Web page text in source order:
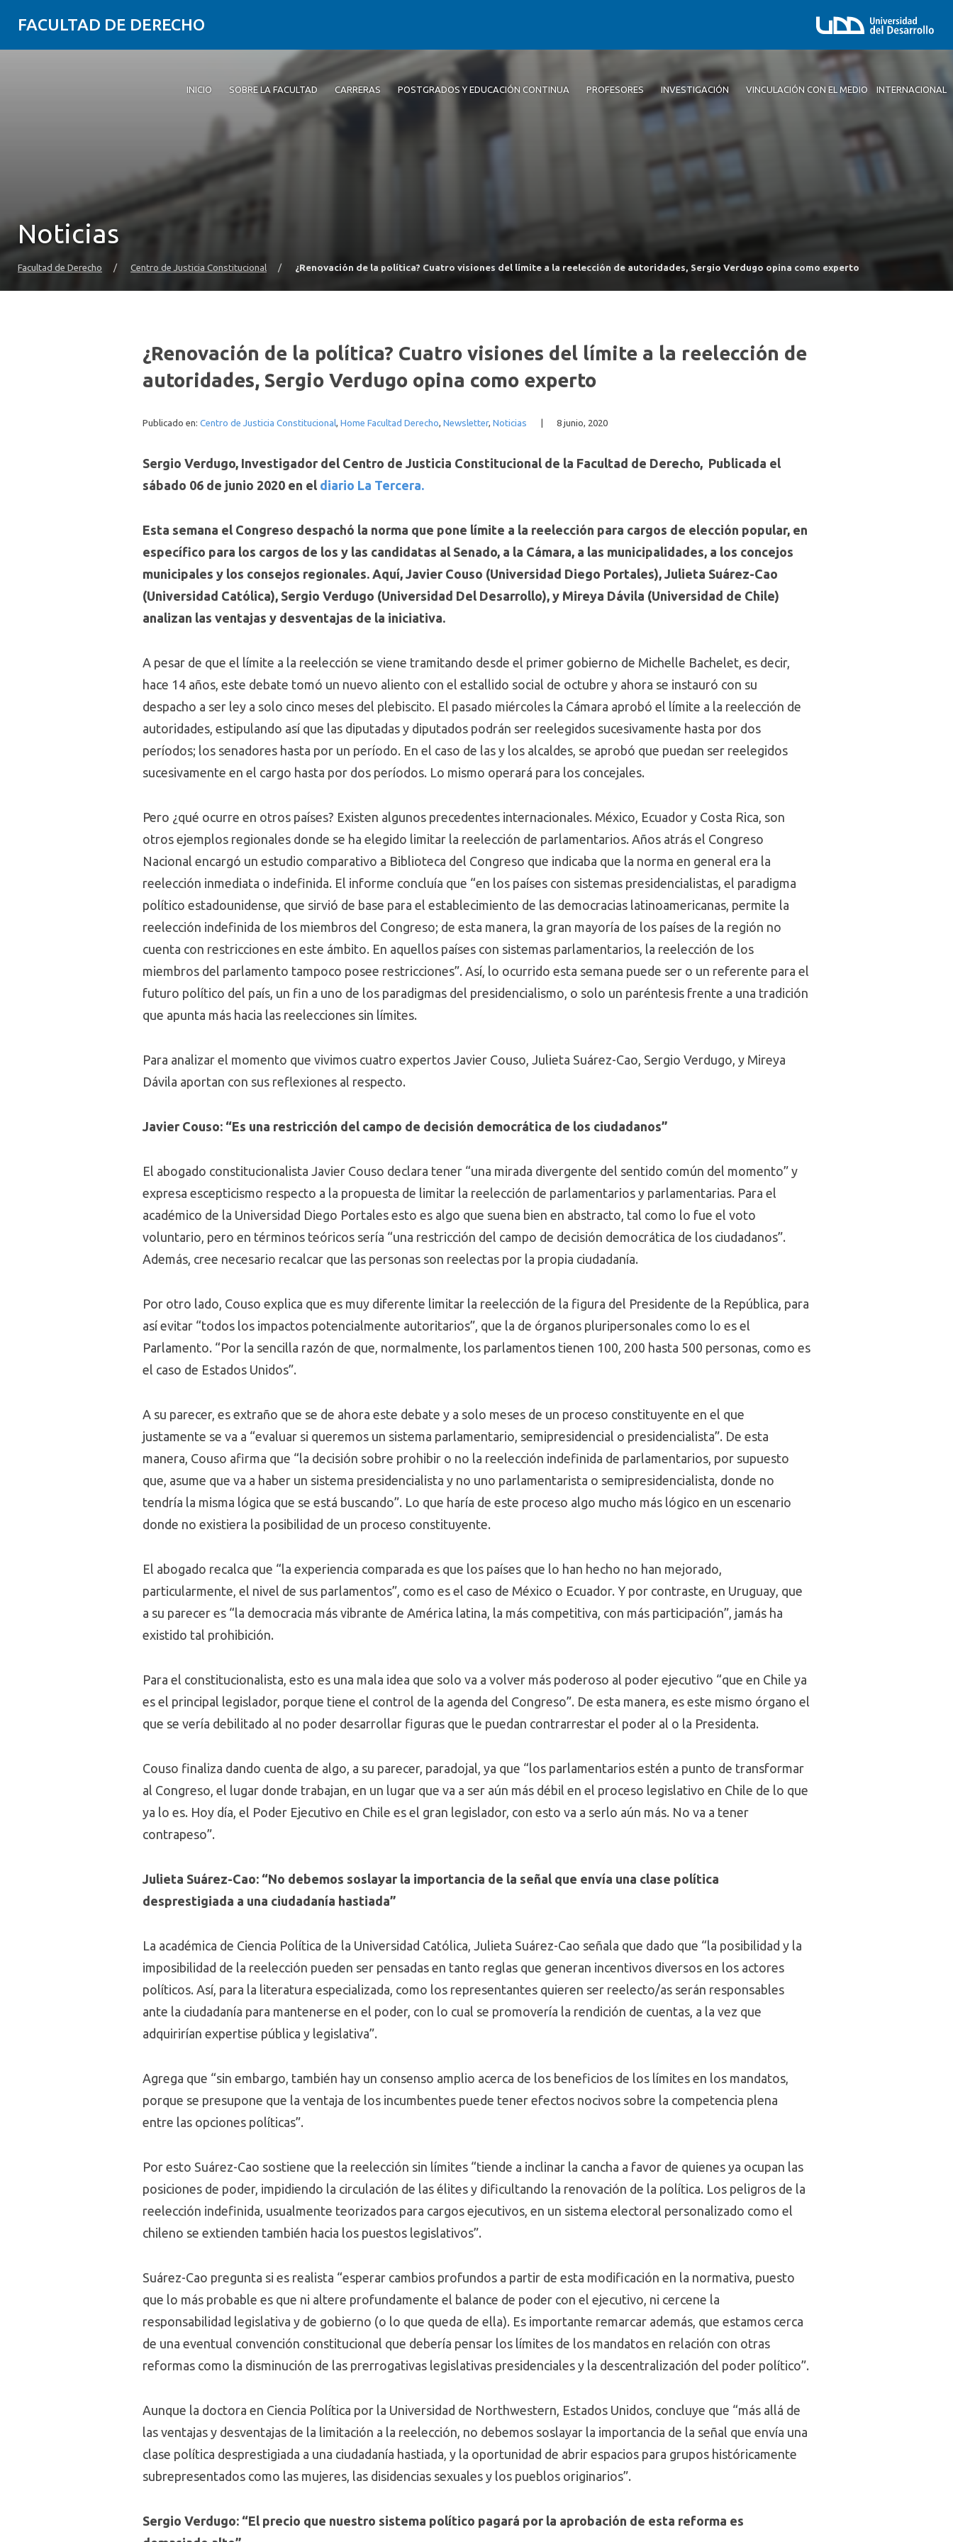
FACULTAD DE DERECHO
INICIO SOBRE LA FACULTAD CARRERAS POSTGRADOS Y EDUCACIÓN CONTINUA PROFESORES INVESTIGACIÓN VINCULACIÓN CON EL MEDIO INTERNACIONAL
Noticias
Facultad de Derecho / Centro de Justicia Constitucional / ¿Renovación de la política? Cuatro visiones del límite a la reelección de autoridades, Sergio Verdugo opina como experto
¿Renovación de la política? Cuatro visiones del límite a la reelección de
autoridades, Sergio Verdugo opina como experto
Publicado en: Centro de Justicia Constitucional, Home Facultad Derecho, Newsletter, Noticias 8 junio, 2020
Sergio Verdugo, Investigador del Centro de Justicia Constitucional de la Facultad de Derecho, Publicada el
sábado 06 de junio 2020 en el diario La Tercera.
Esta semana el Congreso despachó la norma que pone límite a la reelección para cargos de elección popular, en
específico para los cargos de los y las candidatas al Senado, a la Cámara, a las municipalidades, a los concejos
municipales y los consejos regionales. Aquí, Javier Couso (Universidad Diego Portales), Julieta Suárez-Cao
(Universidad Católica), Sergio Verdugo (Universidad Del Desarrollo), y Mireya Dávila (Universidad de Chile)
analizan las ventajas y desventajas de la iniciativa.
A pesar de que el límite a la reelección se viene tramitando desde el primer gobierno de Michelle Bachelet, es decir,
hace 14 años, este debate tomó un nuevo aliento con el estallido social de octubre y ahora se instauró con su
despacho a ser ley a solo cinco meses del plebiscito. El pasado miércoles la Cámara aprobó el límite a la reelección de
autoridades, estipulando así que las diputadas y diputados podrán ser reelegidos sucesivamente hasta por dos
períodos; los senadores hasta por un período. En el caso de las y los alcaldes, se aprobó que puedan ser reelegidos
sucesivamente en el cargo hasta por dos períodos. Lo mismo operará para los concejales.
Pero ¿qué ocurre en otros países? Existen algunos precedentes internacionales. México, Ecuador y Costa Rica, son
otros ejemplos regionales donde se ha elegido limitar la reelección de parlamentarios. Años atrás el Congreso
Nacional encargó un estudio comparativo a Biblioteca del Congreso que indicaba que la norma en general era la
reelección inmediata o indefinida. El informe concluía que “en los países con sistemas presidencialistas, el paradigma
político estadounidense, que sirvió de base para el establecimiento de las democracias latinoamericanas, permite la
reelección indefinida de los miembros del Congreso; de esta manera, la gran mayoría de los países de la región no
cuenta con restricciones en este ámbito. En aquellos países con sistemas parlamentarios, la reelección de los
miembros del parlamento tampoco posee restricciones”. Así, lo ocurrido esta semana puede ser o un referente para el
futuro político del país, un fin a uno de los paradigmas del presidencialismo, o solo un paréntesis frente a una tradición
que apunta más hacia las reelecciones sin límites.
Para analizar el momento que vivimos cuatro expertos Javier Couso, Julieta Suárez-Cao, Sergio Verdugo, y Mireya
Dávila aportan con sus reflexiones al respecto.
Javier Couso: “Es una restricción del campo de decisión democrática de los ciudadanos”
El abogado constitucionalista Javier Couso declara tener “una mirada divergente del sentido común del momento” y
expresa escepticismo respecto a la propuesta de limitar la reelección de parlamentarios y parlamentarias. Para el
académico de la Universidad Diego Portales esto es algo que suena bien en abstracto, tal como lo fue el voto
voluntario, pero en términos teóricos sería “una restricción del campo de decisión democrática de los ciudadanos”.
Además, cree necesario recalcar que las personas son reelectas por la propia ciudadanía.
Por otro lado, Couso explica que es muy diferente limitar la reelección de la figura del Presidente de la República, para
así evitar “todos los impactos potencialmente autoritarios”, que la de órganos pluripersonales como lo es el
Parlamento. “Por la sencilla razón de que, normalmente, los parlamentos tienen 100, 200 hasta 500 personas, como es
el caso de Estados Unidos”.
A su parecer, es extraño que se de ahora este debate y a solo meses de un proceso constituyente en el que
justamente se va a “evaluar si queremos un sistema parlamentario, semipresidencial o presidencialista”. De esta
manera, Couso afirma que “la decisión sobre prohibir o no la reelección indefinida de parlamentarios, por supuesto
que, asume que va a haber un sistema presidencialista y no uno parlamentarista o semipresidencialista, donde no
tendría la misma lógica que se está buscando”. Lo que haría de este proceso algo mucho más lógico en un escenario
donde no existiera la posibilidad de un proceso constituyente.
El abogado recalca que “la experiencia comparada es que los países que lo han hecho no han mejorado,
particularmente, el nivel de sus parlamentos”, como es el caso de México o Ecuador. Y por contraste, en Uruguay, que
a su parecer es “la democracia más vibrante de América latina, la más competitiva, con más participación”, jamás ha
existido tal prohibición.
Para el constitucionalista, esto es una mala idea que solo va a volver más poderoso al poder ejecutivo “que en Chile ya
es el principal legislador, porque tiene el control de la agenda del Congreso”. De esta manera, es este mismo órgano el
que se vería debilitado al no poder desarrollar figuras que le puedan contrarrestar el poder al o la Presidenta.
Couso finaliza dando cuenta de algo, a su parecer, paradojal, ya que “los parlamentarios estén a punto de transformar
al Congreso, el lugar donde trabajan, en un lugar que va a ser aún más débil en el proceso legislativo en Chile de lo que
ya lo es. Hoy día, el Poder Ejecutivo en Chile es el gran legislador, con esto va a serlo aún más. No va a tener
contrapeso”.
Julieta Suárez-Cao: “No debemos soslayar la importancia de la señal que envía una clase política
desprestigiada a una ciudadanía hastiada”
La académica de Ciencia Política de la Universidad Católica, Julieta Suárez-Cao señala que dado que “la posibilidad y la
imposibilidad de la reelección pueden ser pensadas en tanto reglas que generan incentivos diversos en los actores
políticos. Así, para la literatura especializada, como los representantes quieren ser reelecto/as serán responsables
ante la ciudadanía para mantenerse en el poder, con lo cual se promovería la rendición de cuentas, a la vez que
adquirirían expertise pública y legislativa”.
Agrega que “sin embargo, también hay un consenso amplio acerca de los beneficios de los límites en los mandatos,
porque se presupone que la ventaja de los incumbentes puede tener efectos nocivos sobre la competencia plena
entre las opciones políticas”.
Por esto Suárez-Cao sostiene que la reelección sin límites “tiende a inclinar la cancha a favor de quienes ya ocupan las
posiciones de poder, impidiendo la circulación de las élites y dificultando la renovación de la política. Los peligros de la
reelección indefinida, usualmente teorizados para cargos ejecutivos, en un sistema electoral personalizado como el
chileno se extienden también hacia los puestos legislativos”.
Suárez-Cao pregunta si es realista “esperar cambios profundos a partir de esta modificación en la normativa, puesto
que lo más probable es que ni altere profundamente el balance de poder con el ejecutivo, ni cercene la
responsabilidad legislativa y de gobierno (o lo que queda de ella). Es importante remarcar además, que estamos cerca
de una eventual convención constitucional que debería pensar los límites de los mandatos en relación con otras
reformas como la disminución de las prerrogativas legislativas presidenciales y la descentralización del poder político”.
Aunque la doctora en Ciencia Política por la Universidad de Northwestern, Estados Unidos, concluye que “más allá de
las ventajas y desventajas de la limitación a la reelección, no debemos soslayar la importancia de la señal que envía una
clase política desprestigiada a una ciudadanía hastiada, y la oportunidad de abrir espacios para grupos históricamente
subrepresentados como las mujeres, las disidencias sexuales y los pueblos originarios”.
Sergio Verdugo: “El precio que nuestro sistema político pagará por la aprobación de esta reforma es